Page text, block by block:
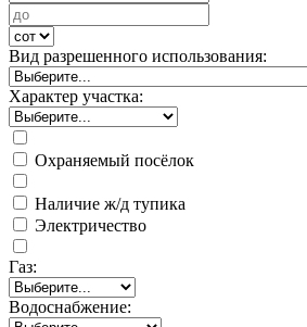
Вид разрешенного использования:
Характер участка:
Охраняемый посёлок
Наличие ж/д тупика
Электричество
Газ:
Водоснабжение: